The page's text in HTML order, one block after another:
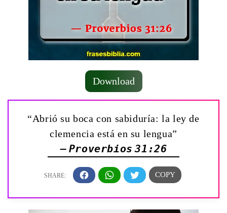
Download
“Abrió su boca con sabiduría: la ley de
clemencia está en su lengua”
— Proverbios 31:26